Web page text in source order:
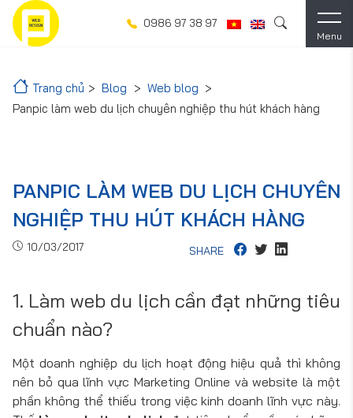
Menu
0986 97 38 97
Trang chủ Blog
Web blog
Panpic làm web du lịch chuyên nghiệp thu hút khách hàng
PANPIC LÀM WEB DU LỊCH CHUYÊN
NGHIỆP THU HÚT KHÁCH HÀNG
10/03/2017 SHARE
1. Làm web du lịch cần đạt những tiêu
chuẩn nào?
Một doanh nghiệp du lịch hoạt động hiệu quả thì không
nên bỏ qua lĩnh vực Marketing Online và website là một
phần không thể thiếu trong việc kinh doanh lĩnh vực này.